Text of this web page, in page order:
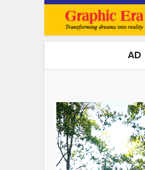
AD
Player